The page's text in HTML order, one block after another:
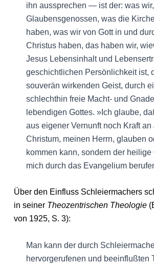
ihn aussprechen — ist der: was
Glaubensgenossen, was die
haben, was wir von Gott in und
Christus haben, das haben wir,
Jesus Lebensinhalt und
geschichtlichen Persönlichkeit ist,
souverän wirkenden Geist, durch
schlechthin freie Macht- und
lebendigen Gottes. »Ich glaube,
aus eigener Vernunft noch Kraft an
Christum, meinen Herrn, glauben
kommen kann, sondern der heilige
mich durch das Evangelium
Über den Einfluss Schleiermachers
in seiner Theozentrischen Theologie
von 1925, S. 3):
Man kann der durch
hervorgerufenen und beeinflußten